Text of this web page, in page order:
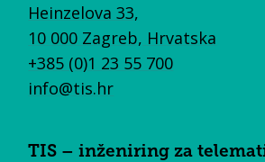
Heinzelova 33,
10 000 Zagreb, Hrvatska
+385 (0)1 23 55 700
info@tis.hr
TIS – inženiring za